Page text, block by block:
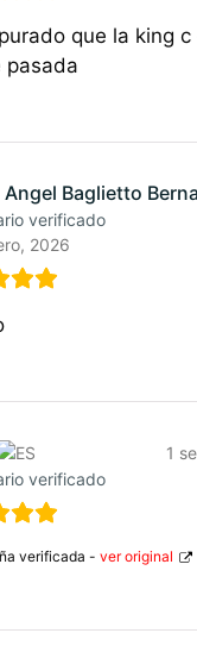
que la king c
pasada
Baglietto
verificado
2026
verificado
1
verificada - ver original